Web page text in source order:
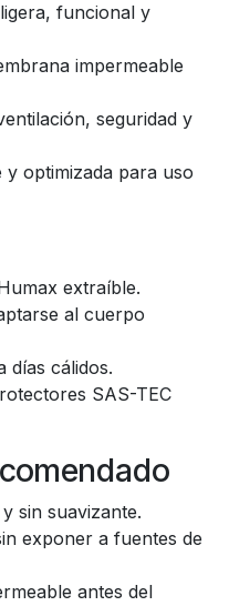
funcional y
impermeable
seguridad y
y optimizada para uso
extraíble.
al cuerpo
días cálidos.
SAS-TEC
sin suavizante.
exponer a fuentes de
antes del